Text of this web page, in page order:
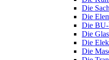
Die
Die
Die BU-
Die
Die
Die